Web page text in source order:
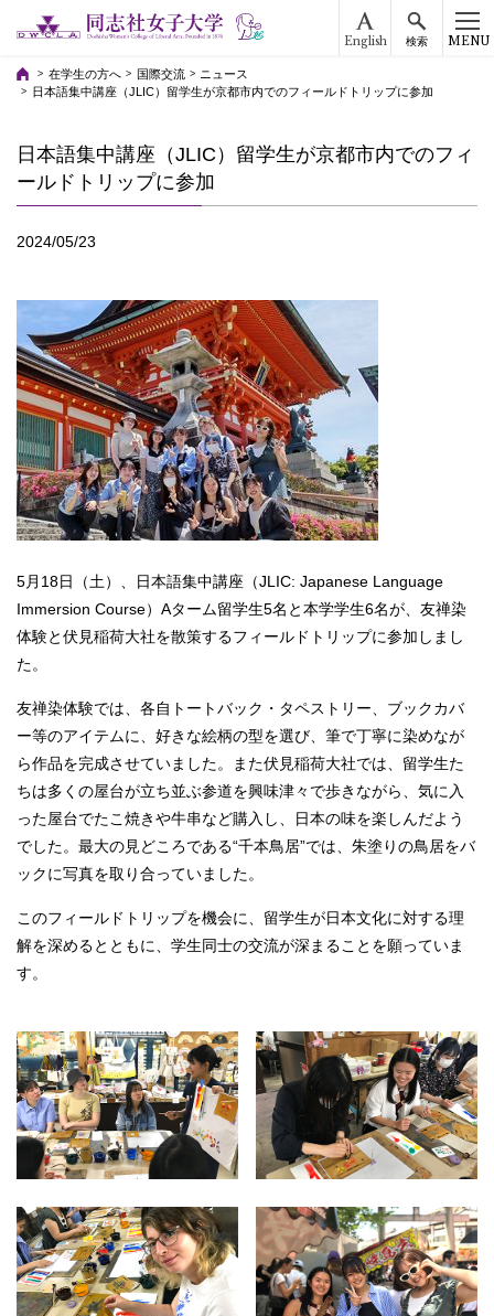
English 検索 MENU
在学生の方へ 国際交流
ニュース
日本語集中講座（JLIC）留学生が京都市内でのフィールドトリップに参加
日本語集中講座（JLIC）留学生が京都市内でのフィ
ールドトリップに参加
2024/05/23
5月18日（土）、日本語集中講座（JLIC: Japanese Language
Immersion Course）Aターム留学生5名と本学学生6名が、友禅染
体験と伏見稲荷大社を散策するフィールドトリップに参加しまし
た。
友禅染体験では、各自トートバック・タペストリー、ブックカバ
ー等のアイテムに、好きな絵柄の型を選び、筆で丁寧に染めなが
ら作品を完成させていました。また伏見稲荷大社では、留学生た
ちは多くの屋台が立ち並ぶ参道を興味津々で歩きながら、気に入
った屋台でたこ焼きや牛串など購入し、日本の味を楽しんだよう
でした。最大の見どころである“千本鳥居”では、朱塗りの鳥居をバ
ックに写真を取り合っていました。
このフィールドトリップを機会に、留学生が日本文化に対する理
解を深めるとともに、学生同士の交流が深まることを願っていま
す。